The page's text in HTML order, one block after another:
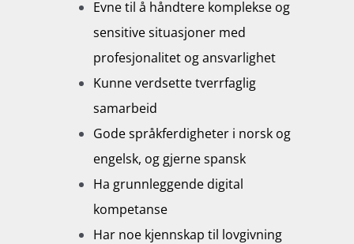
Evne til å håndtere komplekse og
sensitive situasjoner med
profesjonalitet og ansvarlighet
Kunne verdsette tverrfaglig
samarbeid
Gode språkferdigheter i norsk og
engelsk, og gjerne spansk
Ha grunnleggende digital
kompetanse
Har noe kjennskap til lovgivning